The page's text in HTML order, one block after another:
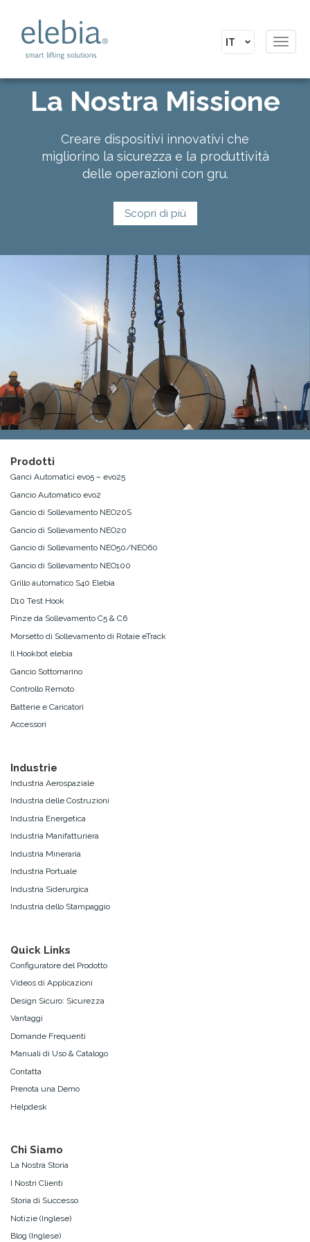
La Nostra Missione
Creare dispositivi innovativi che
migliorino la sicurezza e la produttività
delle operazioni con gru.
Scopri di più
Prodotti
Ganci Automatici evo5 – evo25
Gancio Automatico evo2
Gancio di Sollevamento NEO20S
Gancio di Sollevamento NEO20
Gancio di Sollevamento NEO50/NEO60
Gancio di Sollevamento NEO100
Grillo automatico S40 Elebia
D10 Test Hook
Pinze da Sollevamento C5 & C6
Morsetto di Sollevamento di Rotaie eTrack
Il Hookbot elebia
Gancio Sottomarino
Controllo Remoto
Batterie e Caricatori
Accessori
Industrie
Industria Aerospaziale
Industria delle Costruzioni
Industria Energetica
Industria Manifatturiera
Industria Mineraria
Industria Portuale
Industria Siderurgica
Industria dello Stampaggio
Quick Links
Configuratore del Prodotto
Videos di Applicazioni
Design Sicuro: Sicurezza
Vantaggi
Domande Frequenti
Manuali di Uso & Catalogo
Contatta
Prenota una Demo
Helpdesk
Chi Siamo
La Nostra Storia
I Nostri Clienti
Storia di Successo
Notizie (Inglese)
Blog (Inglese)